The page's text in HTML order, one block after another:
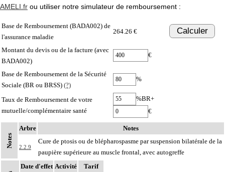
AMELI.fr ou utiliser notre simulateur de remboursement :
Base de Remboursement (BADA002) de
l'assurance maladie
264.26 € Calculer
Montant du devis ou de la facture (avec
BADA002)
€
Base de Remboursement de la Sécurité
Sociale (BR ou BRSS) (?)
%
Taux de Remboursement de votre
mutuelle/complémentaire santé
%BR+
€
Notes
Arbre Notes
2.2.9
Cure de ptosis ou de blépharospasme par suspension bilatérale de la
paupière supérieure au muscle frontal, avec autogreffe
Date d'effet Activité Tarif